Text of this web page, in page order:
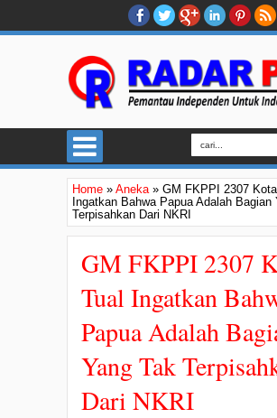
Home » Aneka» GM FKPPI 2307
Ingatkan Bahwa Papua Adalah Bagian
Terpisahkan Dari NKRI
GM FKPPI 2307
Tual Ingatkan
Papua Adalah
Yang Tak
Dari NKRI